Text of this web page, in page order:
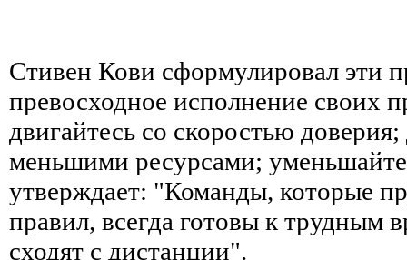
Стивен Кови сформулировал эти
превосходное исполнение своих
двигайтесь со скоростью
меньшими ресурсами;
утверждает: "Команды, которые
правил, всегда готовы к трудным
сходят с дистанции".